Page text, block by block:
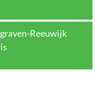
Reeuwijk